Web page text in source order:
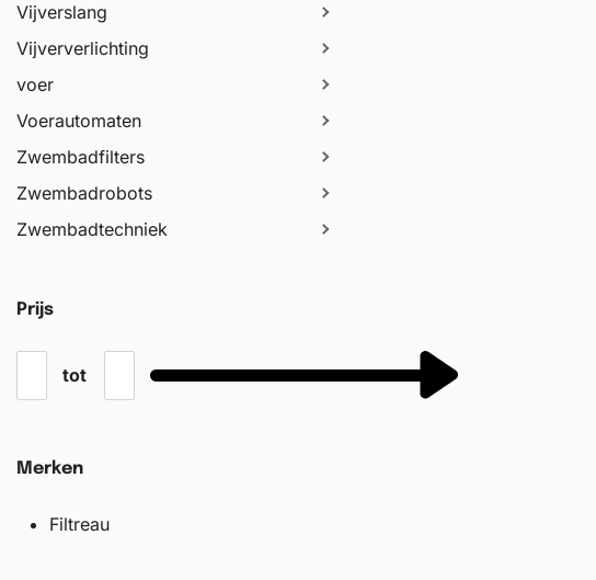
Vijverslang
Vijververlichting
voer
Voerautomaten
Zwembadfilters
Zwembadrobots
Zwembadtechniek
Prijs
tot
Merken
Filtreau